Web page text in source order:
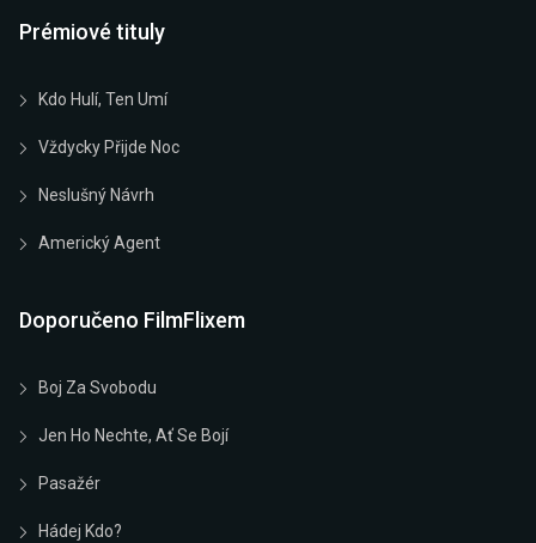
Prémiové tituly
Kdo Hulí, Ten Umí
Vždycky Přijde Noc
Neslušný Návrh
Americký Agent
Doporučeno FilmFlixem
Boj Za Svobodu
Jen Ho Nechte, Ať Se Bojí
Pasažér
Hádej Kdo?